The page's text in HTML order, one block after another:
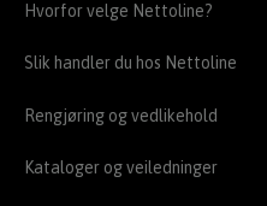
Hvorfor velge Nettoline?
Slik handler du hos Nettoline
Rengjøring og vedlikehold
Kataloger og veiledninger